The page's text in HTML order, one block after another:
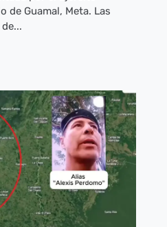
de Guamal, Meta. Las